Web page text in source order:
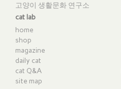
고양이 생활문화 연구소
cat lab
home
shop
magazine
daily cat
cat Q&A
site map